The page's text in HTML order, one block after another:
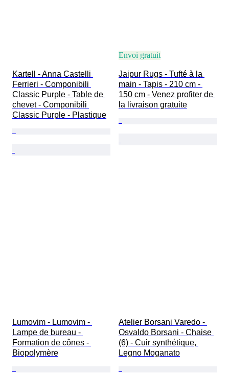
Kartell - Anna Castelli
Ferrieri - Componibili
Classic Purple - Table de
chevet - Componibili
Classic Purple - Plastique
Envoi gratuit
Jaipur Rugs - Tufté à la
main - Tapis - 210 cm -
150 cm - Venez profiter de
la livraison gratuite
Lumovim - Lumovim -
Lampe de bureau -
Formation de cônes -
Biopolymère
Atelier Borsani Varedo -
Osvaldo Borsani - Chaise
(6) - Cuir synthétique,
Legno Moganato